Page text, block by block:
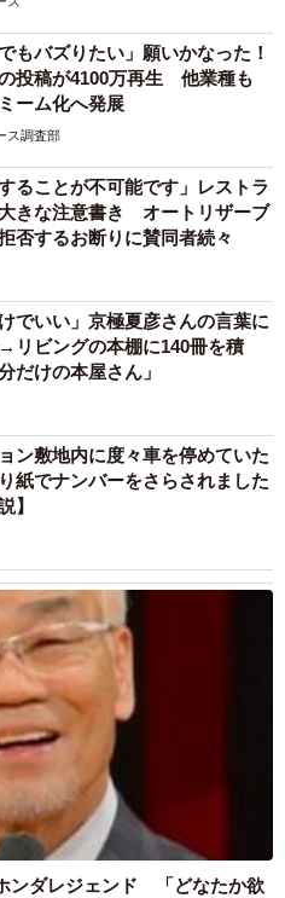
もバズりたい」願いかなった！
投稿が4100万再生 他業種も
ーム化へ発展
ス調査部
ることが不可能です」レストラ
きな注意書き オートリザーブ
否するお断りに賛同者続々
でいい」京極夏彦さんの言葉に
リビングの本棚に140冊を積
けの本屋さん」
ン敷地内に度々車を停めていた
紙でナンバーをさらされました
】
ンダレジェンド 「どなたか欲